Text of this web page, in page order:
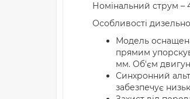
Номінальний струм –
Особливості
Модель
прямим
мм. Об'єм
Синхронний
забезпечує